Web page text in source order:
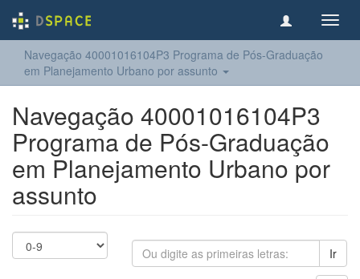
Navegação 40001016104P3 Programa de Pós-Graduação
em Planejamento Urbano por assunto
Navegação 40001016104P3
Programa de Pós-Graduação
em Planejamento Urbano por
assunto
Ir